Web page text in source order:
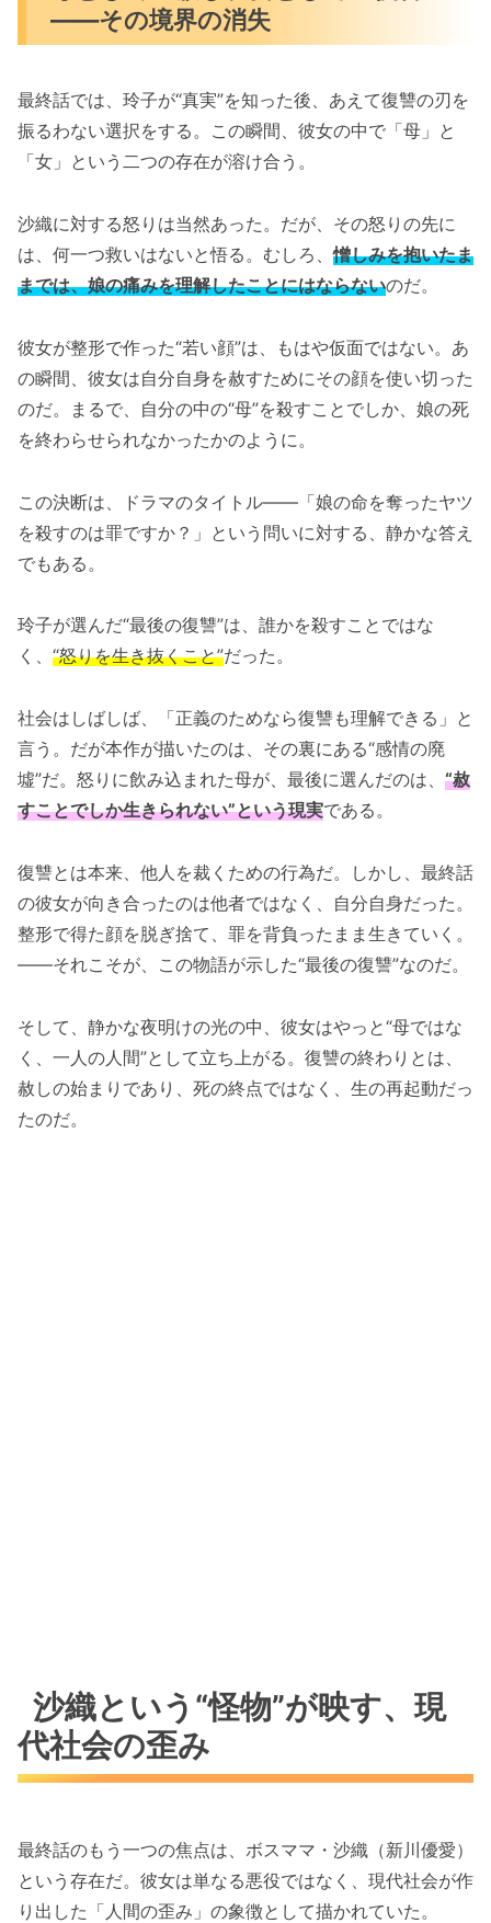
――その境界の消失
最終話では、玲子が“真実”を知った後、あえて復讐の刃を
振るわない選択をする。この瞬間、彼女の中で「母」と
「女」という二つの存在が溶け合う。
沙織に対する怒りは当然あった。だが、その怒りの先に
は、何一つ救いはないと悟る。むしろ、憎しみを抱いたま
までは、娘の痛みを理解したことにはならないのだ。
彼女が整形で作った“若い顔”は、もはや仮面ではない。あ
の瞬間、彼女は自分自身を赦すためにその顔を使い切った
のだ。まるで、自分の中の“母”を殺すことでしか、娘の死
を終わらせられなかったかのように。
この決断は、ドラマのタイトル――「娘の命を奪ったヤツ
を殺すのは罪ですか？」という問いに対する、静かな答え
でもある。
玲子が選んだ“最後の復讐”は、誰かを殺すことではな
く、 “怒りを生き抜くこと”だった。
社会はしばしば、「正義のためなら復讐も理解できる」と
言う。だが本作が描いたのは、その裏にある“感情の廃
墟”だ。怒りに飲み込まれた母が、最後に選んだのは、 “赦
すことでしか生きられない”という現実である。
復讐とは本来、他人を裁くための行為だ。しかし、最終話
の彼女が向き合ったのは他者ではなく、自分自身だった。
整形で得た顔を脱ぎ捨て、罪を背負ったまま生きていく。
――それこそが、この物語が示した“最後の復讐”なのだ。
そして、静かな夜明けの光の中、彼女はやっと“母ではな
く、一人の人間”として立ち上がる。復讐の終わりとは、
赦しの始まりであり、死の終点ではなく、生の再起動だっ
たのだ。
沙織という“怪物”が映す、現
代社会の歪み
最終話のもう一つの焦点は、ボスママ・沙織（新川優愛）
という存在だ。彼女は単なる悪役ではなく、現代社会が作
り出した「人間の歪み」の象徴として描かれていた。